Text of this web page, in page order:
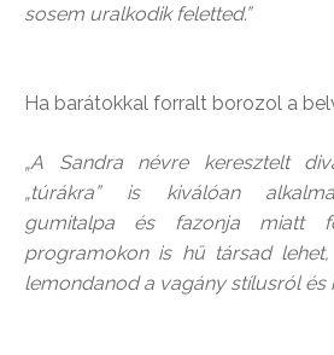
sosem uralkodik feletted.”
Ha barátokkal forralt borozol a
​„A Sandra névre keresztelt
„túrákra” is kiválóan
gumitalpa és fazonja miatt
programokon is hű társad
lemondanod a vagány stílusról és